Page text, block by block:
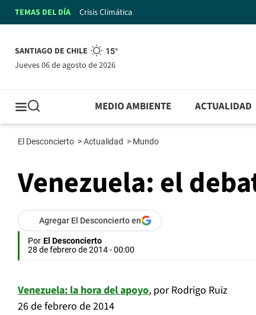
TEMAS DEL DÍA Crisis Climática
SANTIAGO DE CHILE 15°
jueves 06 de agosto de 2026
MEDIO AMBIENTE ACTUALIDAD
El Desconcierto >Actualidad > Mundo
Venezuela: el
Agregar El Desconcierto en
Por El Desconcierto
28 de febrero de 2014 - 00:00
Venezuela: la hora del apoyo, por Rodrigo Ruiz
26 de febrero de 2014